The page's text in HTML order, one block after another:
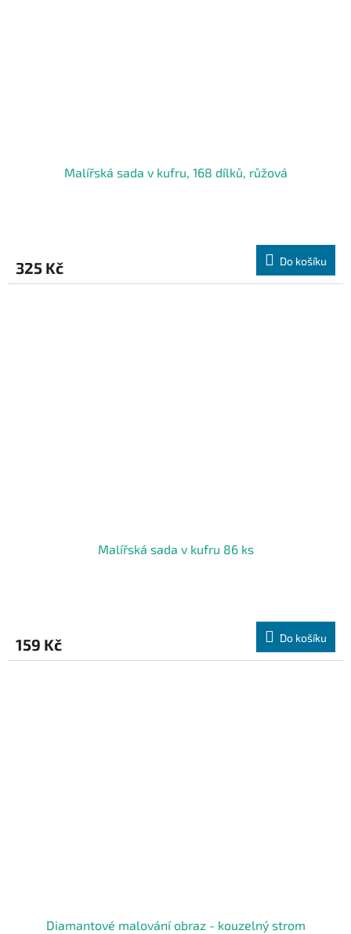
Malířská sada v kufru, 168 dílků, růžová
325 Kč Do košíku
Malířská sada v kufru 86 ks
159 Kč Do košíku
Diamantové malování obraz - kouzelný strom